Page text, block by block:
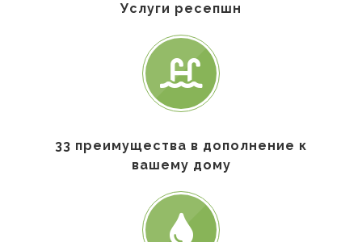
Услуги ресепшн
33 преимущества в дополнение к
вашему дому